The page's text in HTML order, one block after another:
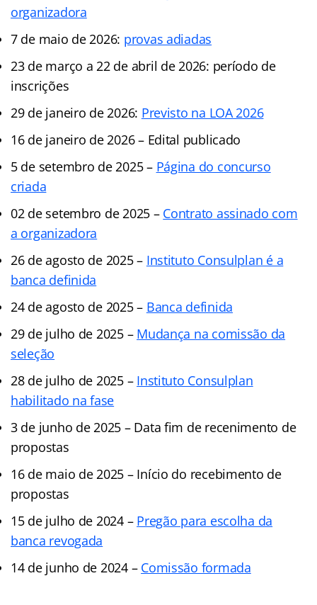
organizadora
7 de maio de 2026: provas adiadas
23 de março a 22 de abril de 2026: período de
inscrições
29 de janeiro de 2026: Previsto na LOA 2026
16 de janeiro de 2026 – Edital publicado
5 de setembro de 2025 – Página do concurso
criada
02 de setembro de 2025 – Contrato assinado com
a organizadora
26 de agosto de 2025 – Instituto Consulplan é a
banca definida
24 de agosto de 2025 – Banca definida
29 de julho de 2025 – Mudança na comissão da
seleção
28 de julho de 2025 – Instituto Consulplan
habilitado na fase
3 de junho de 2025 – Data fim de recenimento de
propostas
16 de maio de 2025 – Início do recebimento de
propostas
15 de julho de 2024 – Pregão para escolha da
banca revogada
14 de junho de 2024 – Comissão formada